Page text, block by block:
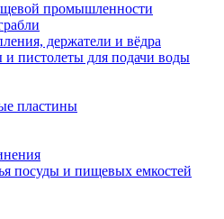
промышленности
держатели и вёдра
пистолеты для подачи воды
пластины
посуды и пищевых емкостей